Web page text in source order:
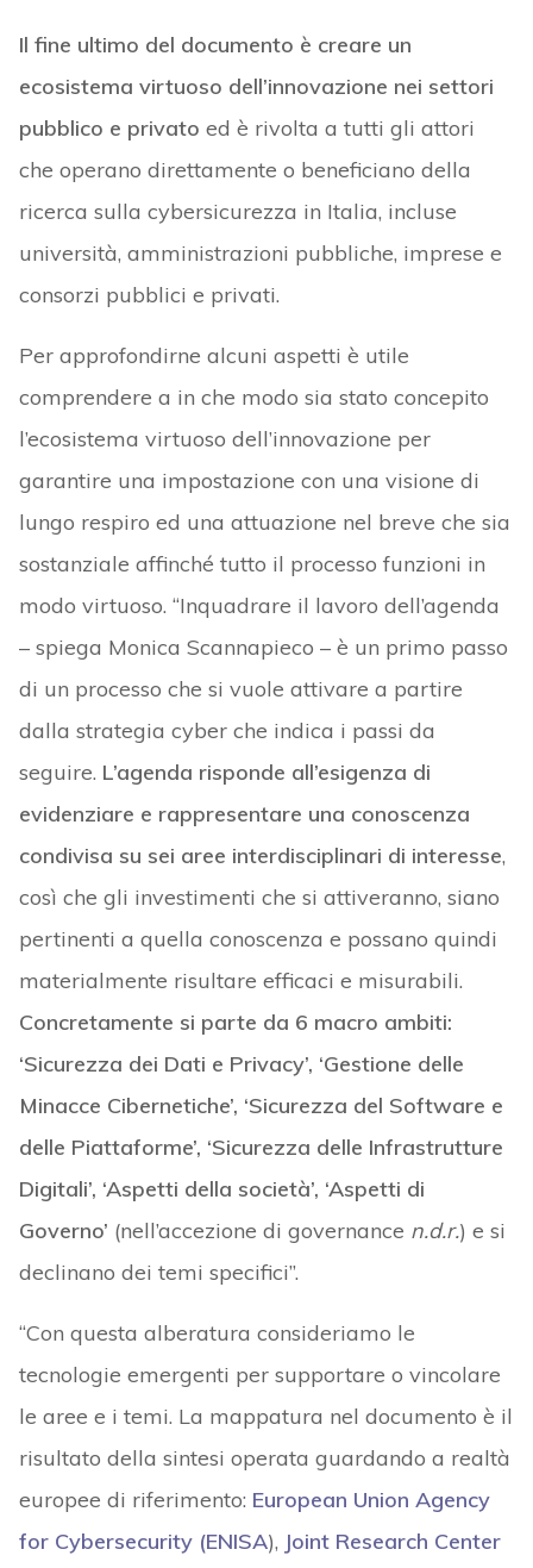
Il fine ultimo del documento è creare un
ecosistema virtuoso dell’innovazione nei settori
pubblico e privato ed è rivolta a tutti gli attori
che operano direttamente o beneficiano della
ricerca sulla cybersicurezza in Italia, incluse
università, amministrazioni pubbliche, imprese e
consorzi pubblici e privati.
Per approfondirne alcuni aspetti è utile
comprendere a in che modo sia stato concepito
l’ecosistema virtuoso dell’innovazione per
garantire una impostazione con una visione di
lungo respiro ed una attuazione nel breve che sia
sostanziale affinché tutto il processo funzioni in
modo virtuoso. “Inquadrare il lavoro dell’agenda
– spiega Monica Scannapieco – è un primo passo
di un processo che si vuole attivare a partire
dalla strategia cyber che indica i passi da
seguire. L’agenda risponde all’esigenza di
evidenziare e rappresentare una conoscenza
condivisa su sei aree interdisciplinari di interesse,
così che gli investimenti che si attiveranno, siano
pertinenti a quella conoscenza e possano quindi
materialmente risultare efficaci e misurabili.
Concretamente si parte da 6 macro ambiti:
‘Sicurezza dei Dati e Privacy’, ‘Gestione delle
Minacce Cibernetiche’, ‘Sicurezza del Software e
delle Piattaforme’, ‘Sicurezza delle Infrastrutture
Digitali’, ‘Aspetti della società’, ‘Aspetti di
Governo’ (nell’accezione di governance n.d.r.) e si
declinano dei temi specifici”.
“Con questa alberatura consideriamo le
tecnologie emergenti per supportare o vincolare
le aree e i temi. La mappatura nel documento è il
risultato della sintesi operata guardando a realtà
europee di riferimento: European Union Agency
for Cybersecurity (ENISA), Joint Research Center